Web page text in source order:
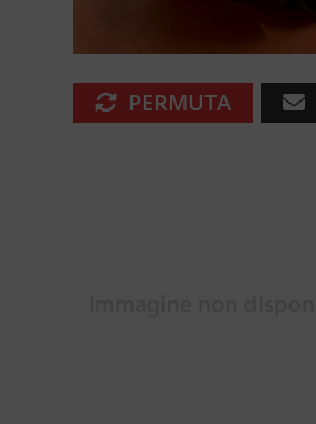
PERMUTA